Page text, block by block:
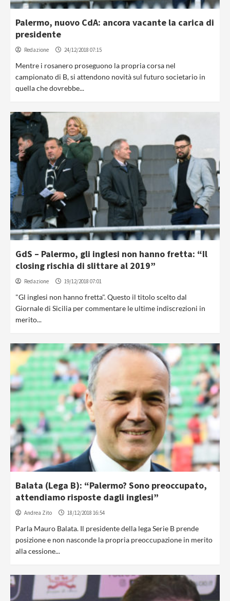
Palermo, nuovo CdA: ancora vacante la carica di
presidente
Redazione 24/12/2018 07:15
Mentre i rosanero proseguono la propria corsa nel
campionato di B, si attendono novità sul futuro societario in
quella che dovrebbe...
GdS – Palermo, gli inglesi non hanno fretta: “Il
closing rischia di slittare al 2019”
Redazione 19/12/2018 07:01
"Gl inglesi non hanno fretta". Questo il titolo scelto dal
Giornale di Sicilia per commentare le ultime indiscrezioni in
merito...
Balata (Lega B): “Palermo? Sono preoccupato,
attendiamo risposte dagli inglesi”
Andrea Zito 18/12/2018 16:54
Parla Mauro Balata. Il presidente della lega Serie B prende
posizione e non nasconde la propria preoccupazione in merito
alla cessione...